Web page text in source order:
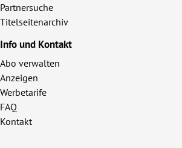
Partnersuche
Titelseitenarchiv
Info und Kontakt
Abo verwalten
Anzeigen
Werbetarife
FAQ
Kontakt